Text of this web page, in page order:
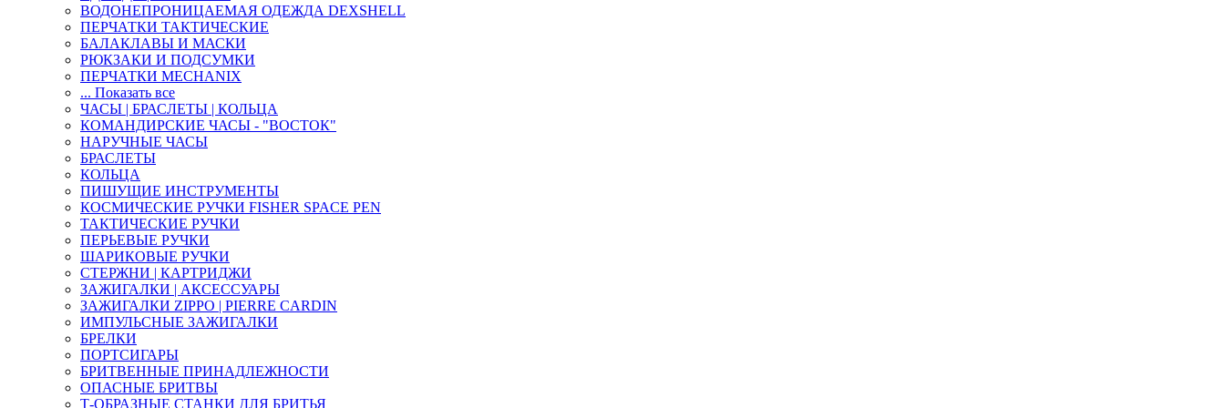
ВОДОНЕПРОНИЦАЕМАЯ ОДЕЖДА DEXSHELL
ПЕРЧАТКИ ТАКТИЧЕСКИЕ
БАЛАКЛАВЫ И МАСКИ
РЮКЗАКИ И ПОДСУМКИ
ПЕРЧАТКИ MECHANIX
... Показать все
ЧАСЫ | БРАСЛЕТЫ | КОЛЬЦА
КОМАНДИРСКИЕ ЧАСЫ - "ВОСТОК"
НАРУЧНЫЕ ЧАСЫ
БРАСЛЕТЫ
КОЛЬЦА
ПИШУЩИЕ ИНСТРУМЕНТЫ
КОСМИЧЕСКИЕ РУЧКИ FISHER SPACE PEN
ТАКТИЧЕСКИЕ РУЧКИ
ПЕРЬЕВЫЕ РУЧКИ
ШАРИКОВЫЕ РУЧКИ
СТЕРЖНИ | КАРТРИДЖИ
ЗАЖИГАЛКИ | АКСЕССУАРЫ
ЗАЖИГАЛКИ ZIPPO | PIERRE CARDIN
ИМПУЛЬСНЫЕ ЗАЖИГАЛКИ
БРЕЛКИ
ПОРТСИГАРЫ
БРИТВЕННЫЕ ПРИНАДЛЕЖНОСТИ
ОПАСНЫЕ БРИТВЫ
Т-ОБРАЗНЫЕ СТАНКИ ДЛЯ БРИТЬЯ